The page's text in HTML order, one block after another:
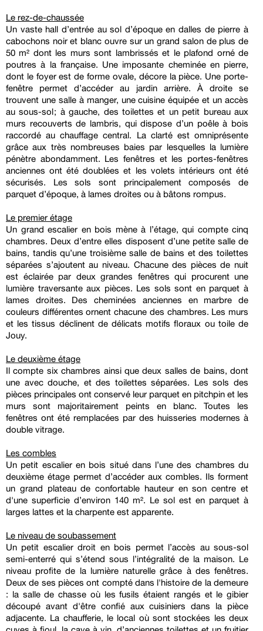
Le rez-de-chaussée
Un vaste hall d’entrée au sol d’époque en dalles de pierre à
cabochons noir et blanc ouvre sur un grand salon de plus de
50 m² dont les murs sont lambrissés et le plafond orné de
poutres à la française. Une imposante cheminée en pierre,
dont le foyer est de forme ovale, décore la pièce. Une porte-
fenêtre permet d’accéder au jardin arrière. À droite se
trouvent une salle à manger, une cuisine équipée et un accès
au sous-sol ; à gauche, des toilettes et un petit bureau aux
murs recouverts de lambris, qui dispose d’un poêle à bois
raccordé au chauffage central. La clarté est omniprésente
grâce aux très nombreuses baies par lesquelles la lumière
pénètre abondamment. Les fenêtres et les portes-fenêtres
anciennes ont été doublées et les volets intérieurs ont été
sécurisés. Les sols sont principalement composés de
parquet d’époque, à lames droites ou à bâtons rompus.
Le premier étage
Un grand escalier en bois mène à l’étage, qui compte cinq
chambres. Deux d’entre elles disposent d’une petite salle de
bains, tandis qu’une troisième salle de bains et des toilettes
séparées s’ajoutent au niveau. Chacune des pièces de nuit
est éclairée par deux grandes fenêtres qui procurent une
lumière traversante aux pièces. Les sols sont en parquet à
lames droites. Des cheminées anciennes en marbre de
couleurs différentes ornent chacune des chambres. Les murs
et les tissus déclinent de délicats motifs floraux ou toile de
Jouy.
Le deuxième étage
Il compte six chambres ainsi que deux salles de bains, dont
une avec douche, et des toilettes séparées. Les sols des
pièces principales ont conservé leur parquet en pitchpin et les
murs sont majoritairement peints en blanc. Toutes les
fenêtres ont été remplacées par des huisseries modernes à
double vitrage.
Les combles
Un petit escalier en bois situé dans l’une des chambres du
deuxième étage permet d’accéder aux combles. Ils forment
un grand plateau de confortable hauteur en son centre et
d'une superficie d’environ 140 m². Le sol est en parquet à
larges lattes et la charpente est apparente.
Le niveau de soubassement
Un petit escalier droit en bois permet l’accès au sous-sol
semi-enterré qui s’étend sous l’intégralité de la maison. Le
niveau profite de la lumière naturelle grâce à des fenêtres.
Deux de ses pièces ont compté dans l'histoire de la demeure
: la salle de chasse où les fusils étaient rangés et le gibier
découpé avant d'être confié aux cuisiniers dans la pièce
adjacente. La chaufferie, le local où sont stockées les deux